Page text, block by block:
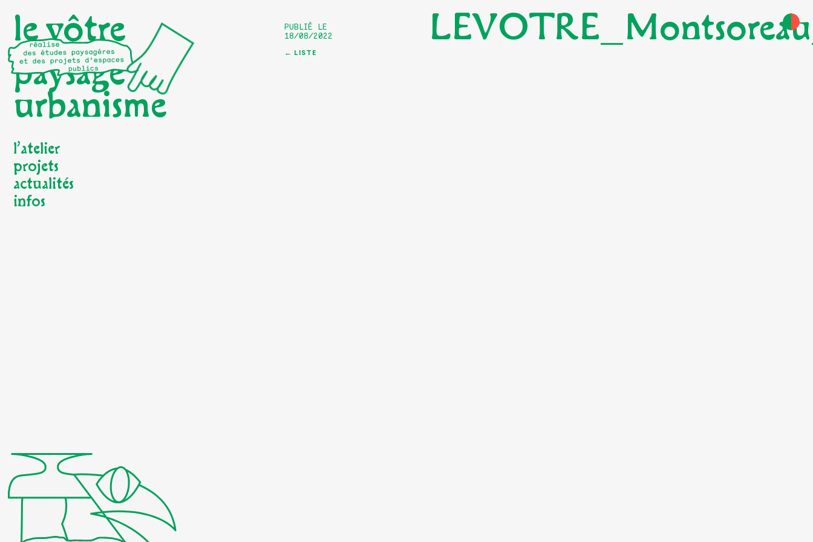
le vôtre
paysage
urbanisme
l’atelier
projets
actualités
infos
PUBLIÉ LE
18/08/2022
← LISTE